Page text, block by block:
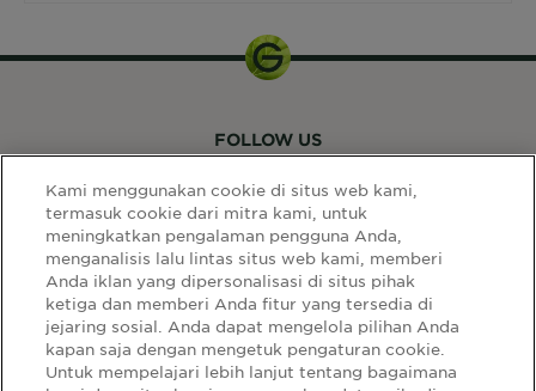
LINK SITUS
Select
Your
Select Your Country:
FOLLOW US
Kami menggunakan cookie di situs web kami,
termasuk cookie dari mitra kami, untuk
meningkatkan pengalaman pengguna Anda,
menganalisis lalu lintas situs web kami, memberi
Anda iklan yang dipersonalisasi di situs pihak
ketiga dan memberi Anda fitur yang tersedia di
jejaring sosial. Anda dapat mengelola pilihan Anda
kapan saja dengan mengetuk pengaturan cookie.
Untuk mempelajari lebih lanjut tentang bagaimana